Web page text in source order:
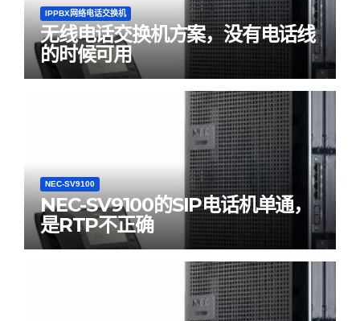
IPPBX网络电话交换机
无线电话交换机方案，没有电话线
的时候可用
NEC-SV9100
NEC-SV9100的SIP电话机单通，
是RTP不正确